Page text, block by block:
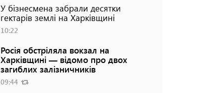
У бізнесмена забрали десятки
гектарів землі на Харківщині
10:22
Росія обстріляла вокзал на
Харківщині — відомо про двох
загиблих залізничників
09:44